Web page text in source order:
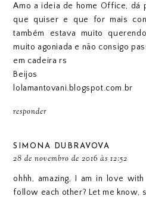
Amo a ideia de home Office, dá
que quiser e que for mais
também estava muito
muito agoniada e não consigo
em cadeira rs
Beijos
lolamantovani.blogspot.com.br
responder
SIMONA DUBRAVOVA
28 de novembro de 2016 às 12:52
ohhh, amazing, I am in love
follow each other? Let me know,